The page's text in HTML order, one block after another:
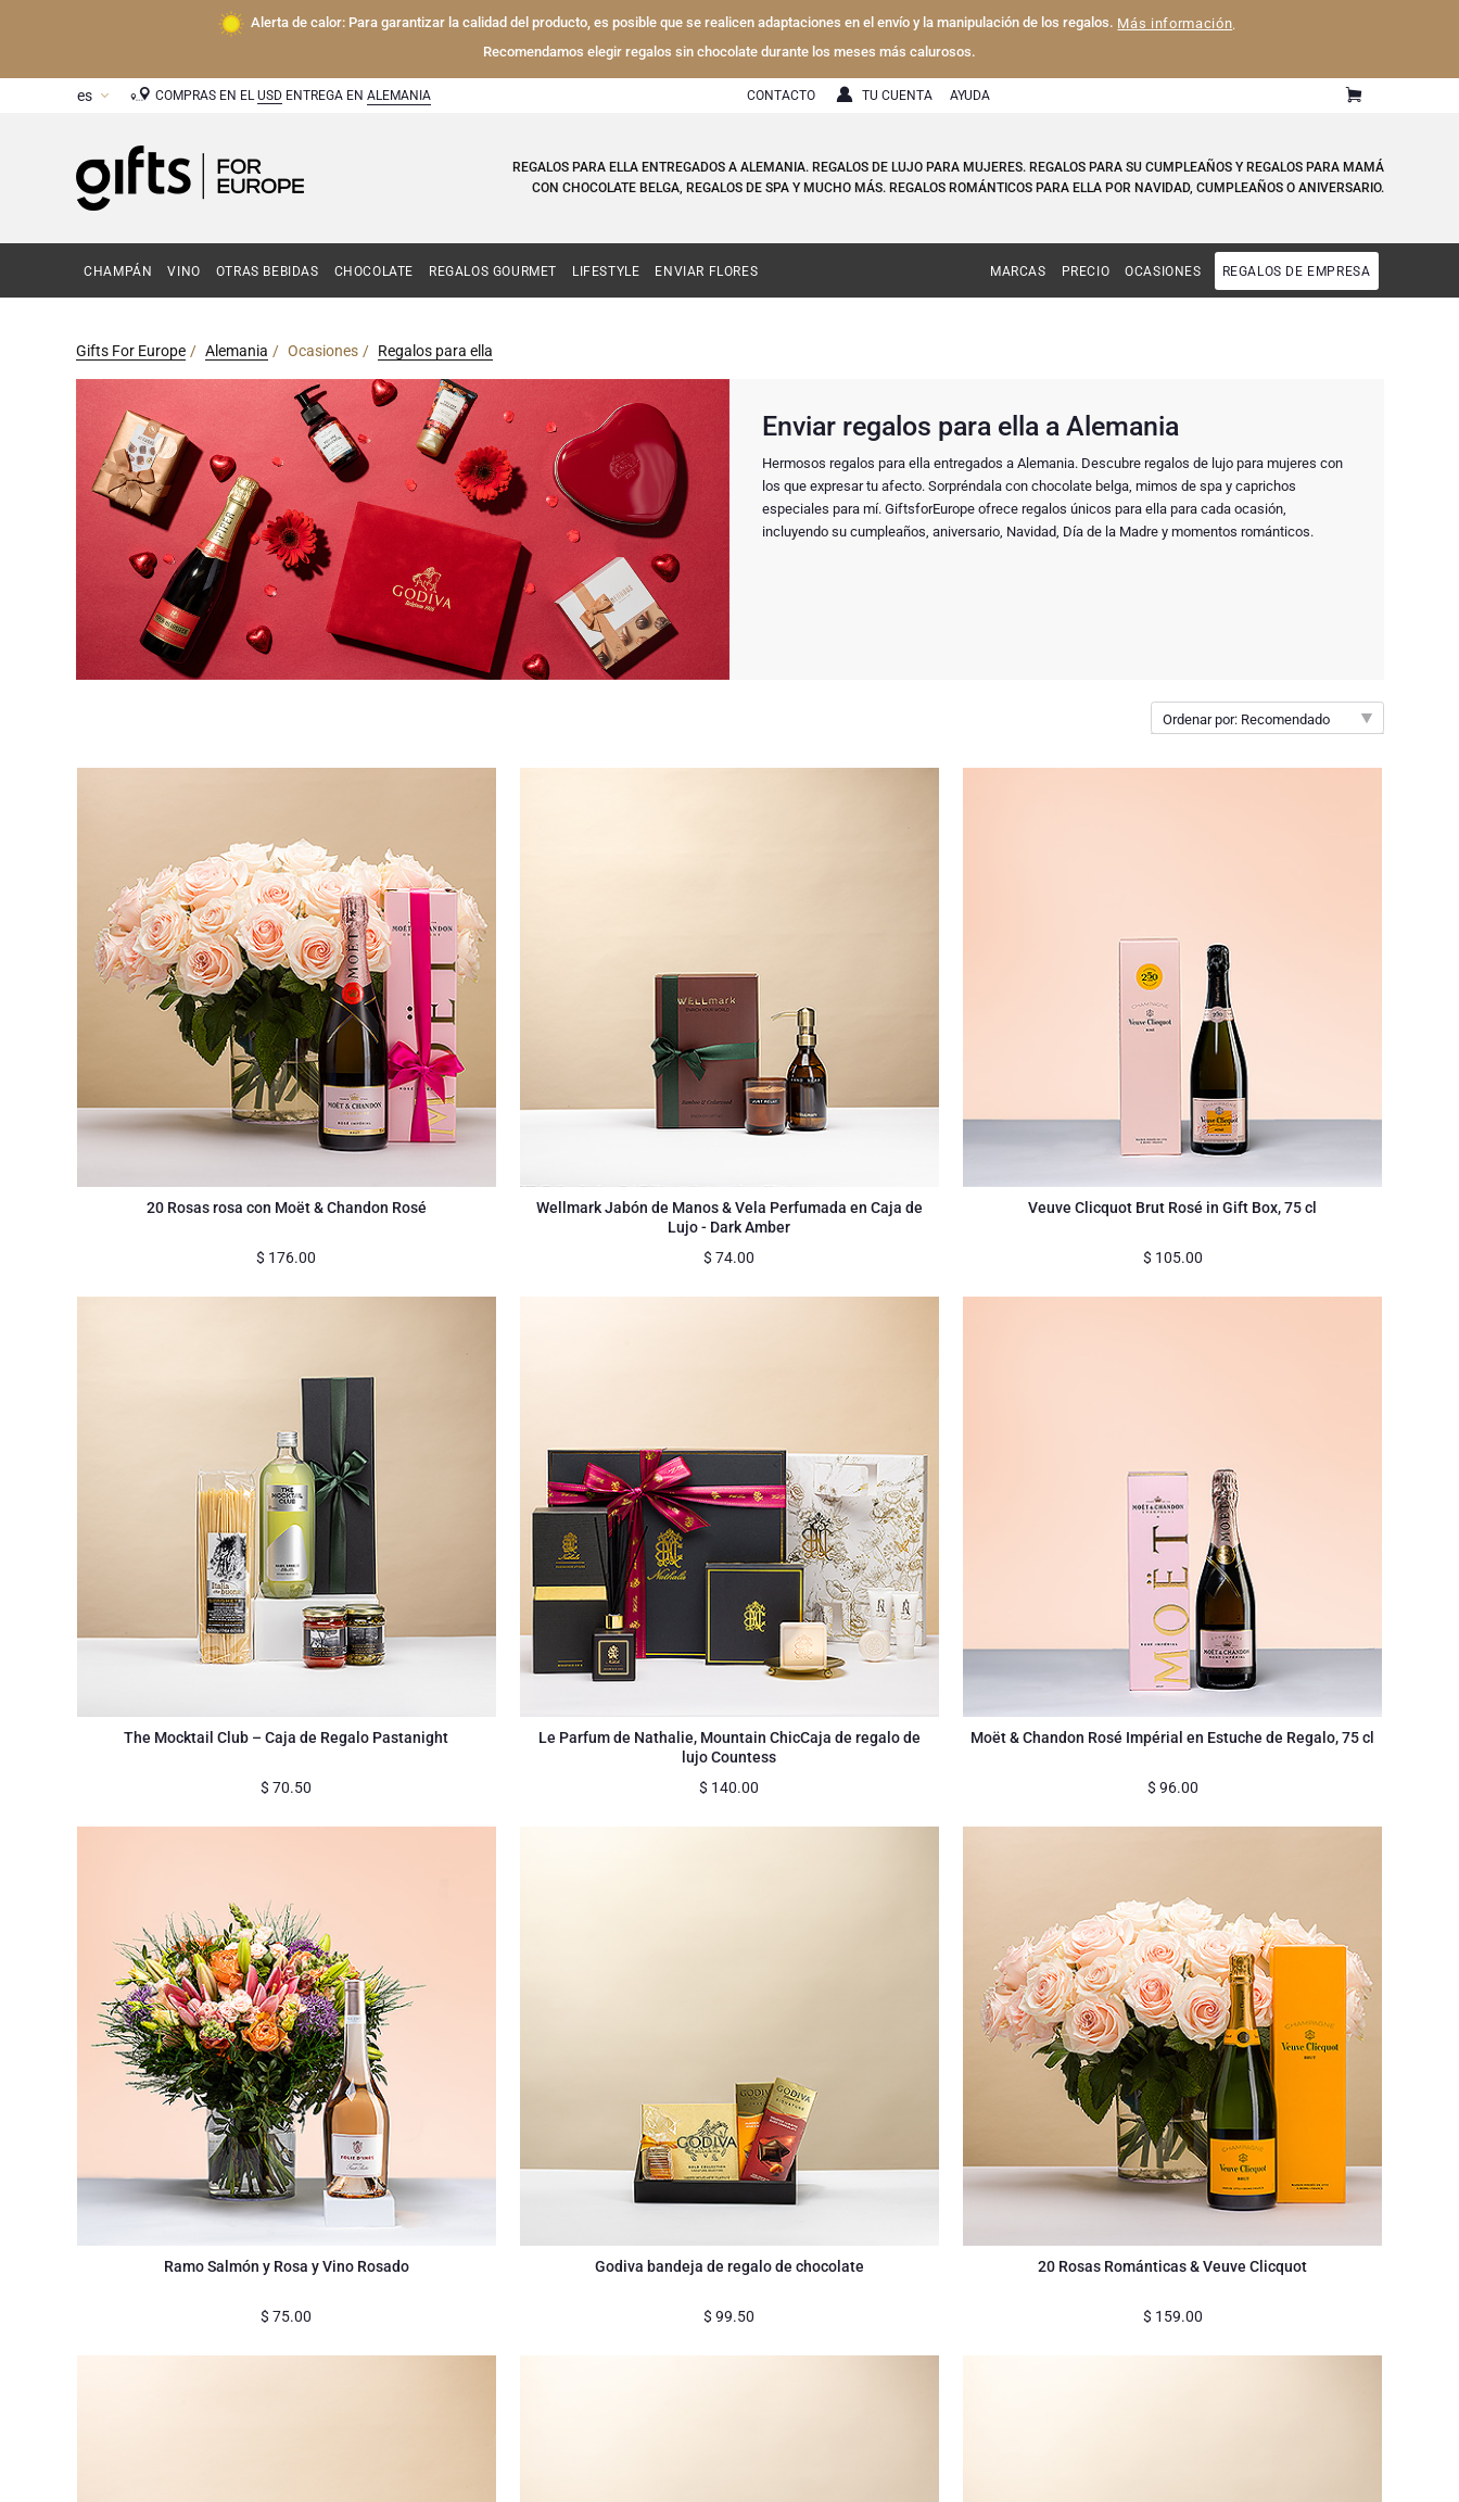
Alerta de calor: Para garantizar la calidad del producto, es posible que se realicen adaptaciones en el envío y la manipulación de los regalos. Más información.
Recomendamos elegir regalos sin chocolate durante los meses más calurosos.
COMPRAS EN ELUSD ENTREGA EN ALEMANIA CONTACTO TU CUENTA AYUDA
REGALOS PARA ELLA ENTREGADOS A ALEMANIA. REGALOS DE LUJO PARA MUJERES. REGALOS PARA SU CUMPLEAÑOS Y REGALOS PARA MAMÁ
CON CHOCOLATE BELGA, REGALOS DE SPA Y MUCHO MÁS. REGALOS ROMÁNTICOS PARA ELLA POR NAVIDAD, CUMPLEAÑOS O ANIVERSARIO.
CHAMPÁN VINO OTRAS BEBIDAS CHOCOLATE REGALOS GOURMET LIFESTYLE ENVIAR FLORES MARCAS PRECIO OCASIONES REGALOS DE EMPRESA
Gifts For Europe Alemania Ocasiones Regalos para ella
Enviar regalos para ella a Alemania
Hermosos regalos para ella entregados a Alemania. Descubre regalos de lujo para mujeres con
los que expresar tu afecto. Sorpréndala con chocolate belga, mimos de spa y caprichos
especiales para mí. GiftsforEurope ofrece regalos únicos para ella para cada ocasión,
incluyendo su cumpleaños, aniversario, Navidad, Día de la Madre y momentos románticos.
Ordenar por: Recomendado
20 Rosas rosa con Moët & Chandon Rosé
$ 176.00
Wellmark Jabón de Manos & Vela Perfumada en Caja de
Lujo - Dark Amber
$ 74.00
Veuve Clicquot Brut Rosé in Gift Box, 75 cl
$ 105.00
The Mocktail Club – Caja de Regalo Pastanight
$ 70.50
Le Parfum de Nathalie, Mountain ChicCaja de regalo de
lujo Countess
$ 140.00
Moët & Chandon Rosé Impérial en Estuche de Regalo, 75 cl
$ 96.00
Ramo Salmón y Rosa y Vino Rosado
$ 75.00
Godiva bandeja de regalo de chocolate
$ 99.50
20 Rosas Románticas & Veuve Clicquot
$ 159.00